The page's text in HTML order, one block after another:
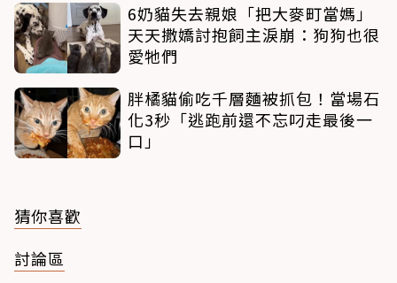
6奶貓失去親娘「把大麥町當媽」
天天撒嬌討抱飼主淚崩：狗狗也很
愛牠們
胖橘貓偷吃千層麵被抓包！當場石
化3秒「逃跑前還不忘叼走最後一
口」
猜你喜歡
討論區